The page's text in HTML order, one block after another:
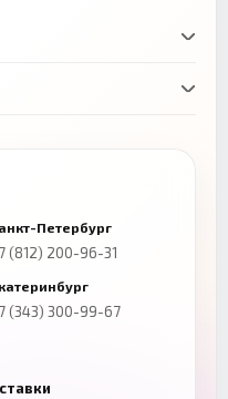
Петербург
(812) 200-96-31
(343) 300-99-67